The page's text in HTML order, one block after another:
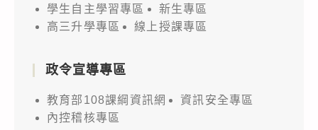
學生自主學習專區
新生專區
高三升學專區
線上授課專區
政令宣導專區
教育部108課綱資訊網
資訊安全專區
內控稽核專區